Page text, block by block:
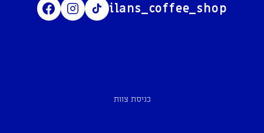
ilans_coffee_shop
כניסת צוות